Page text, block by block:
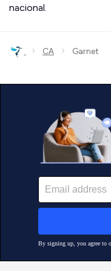
nacional.
› CA › Garnet